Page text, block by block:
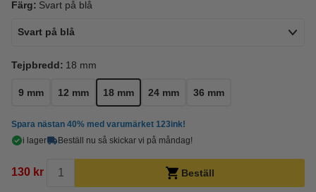
Färg: Svart på blå
Svart på blå
Tejpbredd: 18 mm
9 mm 12 mm 18 mm 24 mm 36 mm
Spara nästan 40% med varumärket 123ink!
i lager
Beställ nu så skickar vi på måndag!
130 kr Beställ